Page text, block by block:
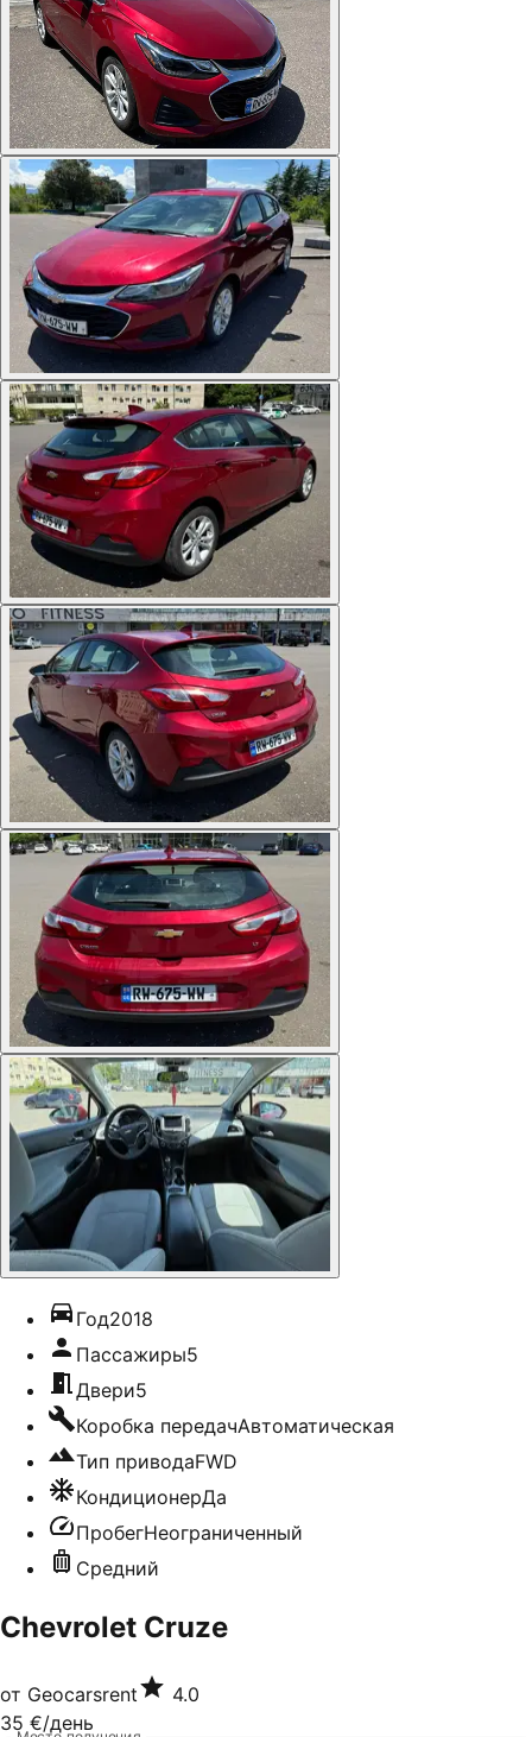
Год2018
Пассажиры5
Двери5
Коробка передачАвтоматическая
Тип приводаFWD
КондиционерДа
ПробегНеограниченный
Средний
Chevrolet Cruze
от Geocarsrent
4.0
35 €/день